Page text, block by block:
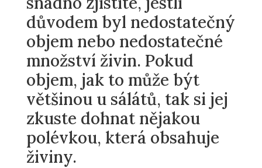
důvodem byl nedostatečný
objem nebo nedostatečné
množství živin. Pokud
objem, jak to může být
většinou u sálátů, tak si jej
zkuste dohnat nějakou
polévkou, která obsahuje
živiny.